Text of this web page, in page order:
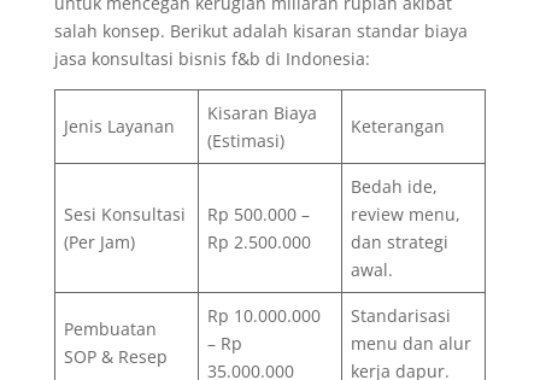
salah konsep. Berikut adalah kisaran standar biaya
jasa konsultasi bisnis f&b di Indonesia:
Jenis Layanan
Kisaran Biaya
(Estimasi)
Keterangan
Sesi Konsultasi
(Per Jam)
Rp 500.000 –
Rp 2.500.000
Bedah ide,
review menu,
dan strategi
awal.
Pembuatan
SOP & Resep
Rp 10.000.000
– Rp
35.000.000
Standarisasi
menu dan alur
kerja dapur.